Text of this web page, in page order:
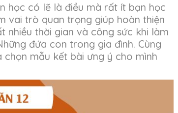
học có lẽ là điều mà rất ít bạn học
vai trò quan trọng giúp hoàn thiện
nhiều thời gian và công sức khi làm
đứa con trong gia đình. Cùng
mẫu kết bài ưng ý cho mình